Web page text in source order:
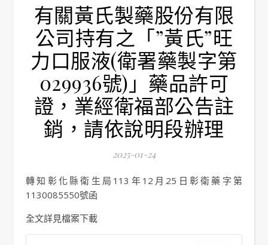
有關黃氏製藥股份有限
公司持有之「”黃氏”旺
力口服液(衛署藥製字第
029936號)」藥品許可
證，業經衛福部公告註
銷，請依說明段辦理
2025-01-24
轉知彰化縣衛生局113年12月25日彰衛藥字第
1130085550號函
全文詳見檔案下載